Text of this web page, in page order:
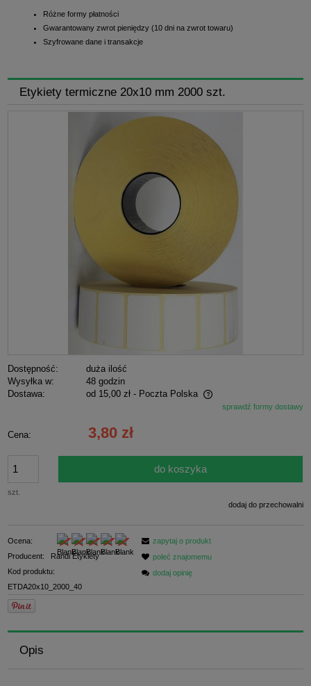
Różne formy płatności
Gwarantowany zwrot pieniędzy (10 dni na zwrot towaru)
Szyfrowane dane i transakcje
Etykiety termiczne 20x10 mm 2000 szt.
Dostępność:
duża ilość
Wysyłka w:
48 godzin
Dostawa:
od 15,00 zł - Poczta Polska
Cena nie zawiera ewentualnych kosztów płatnościsprawdź formy dostawy
Cena: 3,80 zł
szt.
do koszyka
dodaj do przechowalni
Ocena:
Producent:
Randi Etykiety
Kod produktu:
ETDA20x10_2000_40
zapytaj o produkt
poleć znajomemu
dodaj opinię
Opis